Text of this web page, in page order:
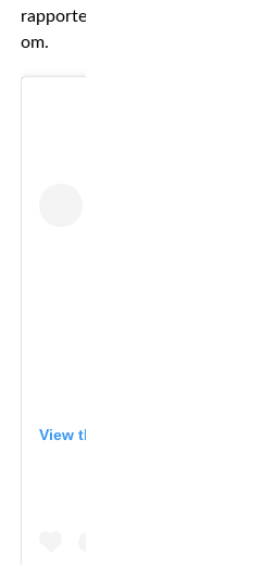
rapportera
om.
View this post on Instagram